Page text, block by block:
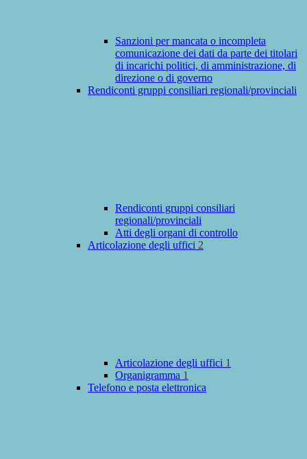
Sanzioni per mancata o incompleta
comunicazione dei dati da parte dei titolari
di incarichi politici, di amministrazione, di
direzione o di governo
Rendiconti gruppi consiliari regionali/provinciali
Rendiconti gruppi consiliari
regionali/provinciali
Atti degli organi di controllo
Articolazione degli uffici 2
Articolazione degli uffici 1
Organigramma 1
Telefono e posta elettronica